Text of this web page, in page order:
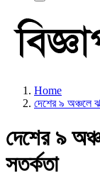
Home
দেশের ৯ অঞ্চলে
দেশের ৯
সতর্কতা